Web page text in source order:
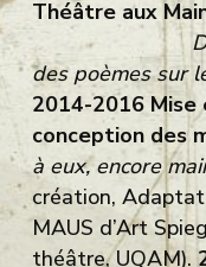
Théâtre aux
des poèmes sur
2014-2016 Mise
conception des
à eux, encore
création,
MAUS d’Art
théâtre, UQAM).